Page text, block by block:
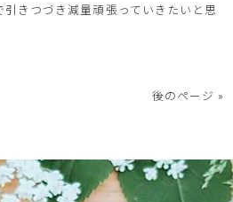
きつづき減量頑張っていきたいと思
後のページ »